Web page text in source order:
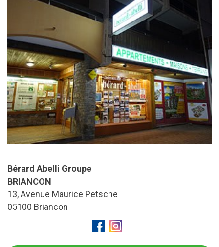
Bérard Abelli Groupe
BRIANCON
13, Avenue Maurice Petsche
05100 Briancon